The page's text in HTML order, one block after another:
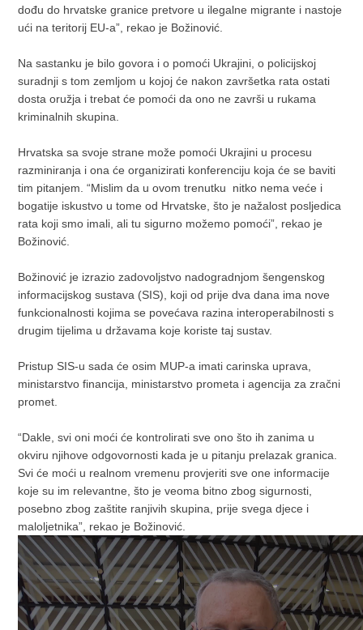
dođu do hrvatske granice pretvore u ilegalne migrante i nastoje
ući na teritorij EU-a”, rekao je Božinović.
Na sastanku je bilo govora i o pomoći Ukrajini, o policijskoj
suradnji s tom zemljom u kojoj će nakon završetka rata ostati
dosta oružja i trebat će pomoći da ono ne završi u rukama
kriminalnih skupina.
Hrvatska sa svoje strane može pomoći Ukrajini u procesu
razminiranja i ona će organizirati konferenciju koja će se baviti
tim pitanjem. “Mislim da u ovom trenutku nitko nema veće i
bogatije iskustvo u tome od Hrvatske, što je nažalost posljedica
rata koji smo imali, ali tu sigurno možemo pomoći”, rekao je
Božinović.
Božinović je izrazio zadovoljstvo nadogradnjom šengenskog
informacijskog sustava (SIS), koji od prije dva dana ima nove
funkcionalnosti kojima se povećava razina interoperabilnosti s
drugim tijelima u državama koje koriste taj sustav.
Pristup SIS-u sada će osim MUP-a imati carinska uprava,
ministarstvo financija, ministarstvo prometa i agencija za zračni
promet.
“Dakle, svi oni moći će kontrolirati sve ono što ih zanima u
okviru njihove odgovornosti kada je u pitanju prelazak granica.
Svi će moći u realnom vremenu provjeriti sve one informacije
koje su im relevantne, što je veoma bitno zbog sigurnosti,
posebno zbog zaštite ranjivih skupina, prije svega djece i
maloljetnika”, rekao je Božinović.